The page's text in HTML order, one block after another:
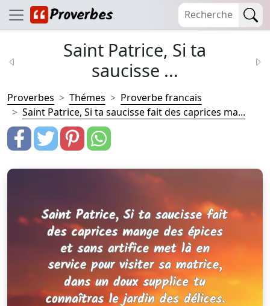
Saint Patrice, Si ta
saucisse ...
Proverbes Thémes
Proverbe francais
Saint Patrice, Si ta saucisse fait des caprices ma...